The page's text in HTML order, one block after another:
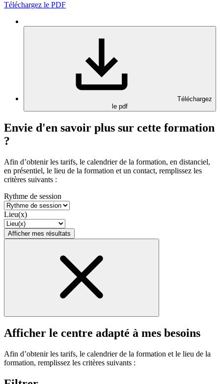
Téléchargez le PDF
Téléchargez
le pdf
Envie d'en savoir plus sur cette formation
?
Afin d’obtenir les tarifs, le calendrier de la formation, en distanciel,
en présentiel, le lieu de la formation et un contact, remplissez les
critères suivants :
Rythme de session
Lieu(x)
Afficher mes résultats
Afficher le centre adapté à mes besoins
Afin d’obtenir les tarifs, le calendrier de la formation et le lieu de la
formation, remplissez les critères suivants :